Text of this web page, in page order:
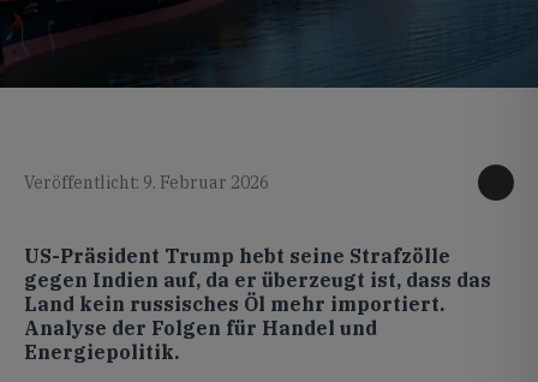
Veröffentlicht: 9. Februar 2026
US-Präsident Trump hebt seine Strafzölle
gegen Indien auf, da er überzeugt ist, dass das
Land kein russisches Öl mehr importiert.
Analyse der Folgen für Handel und
Energiepolitik.